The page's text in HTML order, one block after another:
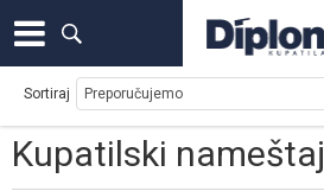
Kupatilski nameštaj
Sortiraj